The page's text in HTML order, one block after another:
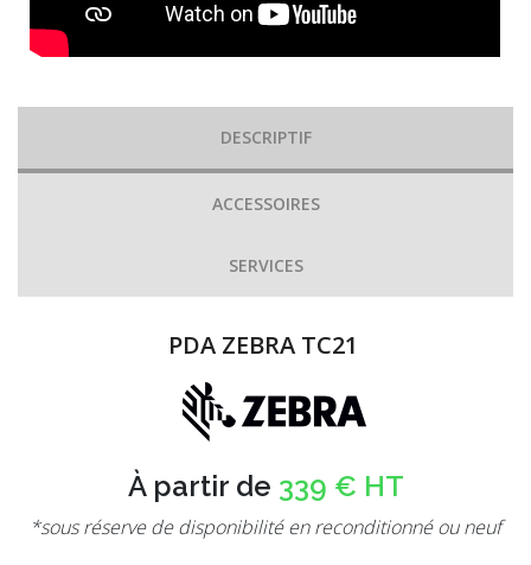
DESCRIPTIF
ACCESSOIRES
SERVICES
PDA ZEBRA TC21
À partir de 339 € HT
*sous réserve de disponibilité en reconditionné ou neuf